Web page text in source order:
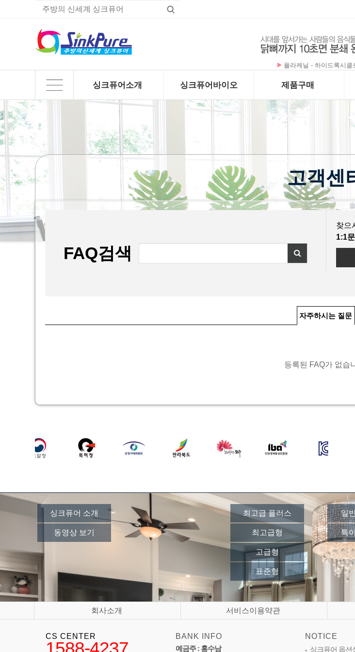
플라케닐 - 하이드록시
싱크퓨어소개 싱크퓨어바이오
제품구매
하위분류
하위분류
고객센
FAQ검색
찾으
1:1
자주하시는 질문
등록된 FAQ가 없습
싱크퓨어 소개
동영상 보기
최고급 플러스
최고급형
고급형
표준형
일
특
회사소개 서비스이용약관
CS CENTER BANK INFO
예금주 : 홍수남
NOTICE
싱크퓨어 옵션